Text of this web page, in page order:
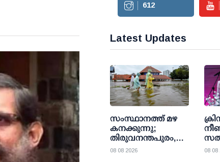
612
Latest Updates
സംസ്ഥാനത്ത് മഴ
കനക്കുന്നു;
തിരുവനന്തപുരം,
ഇടുക്കി ജില്ലകളിൽ
08 08 2026 08 08